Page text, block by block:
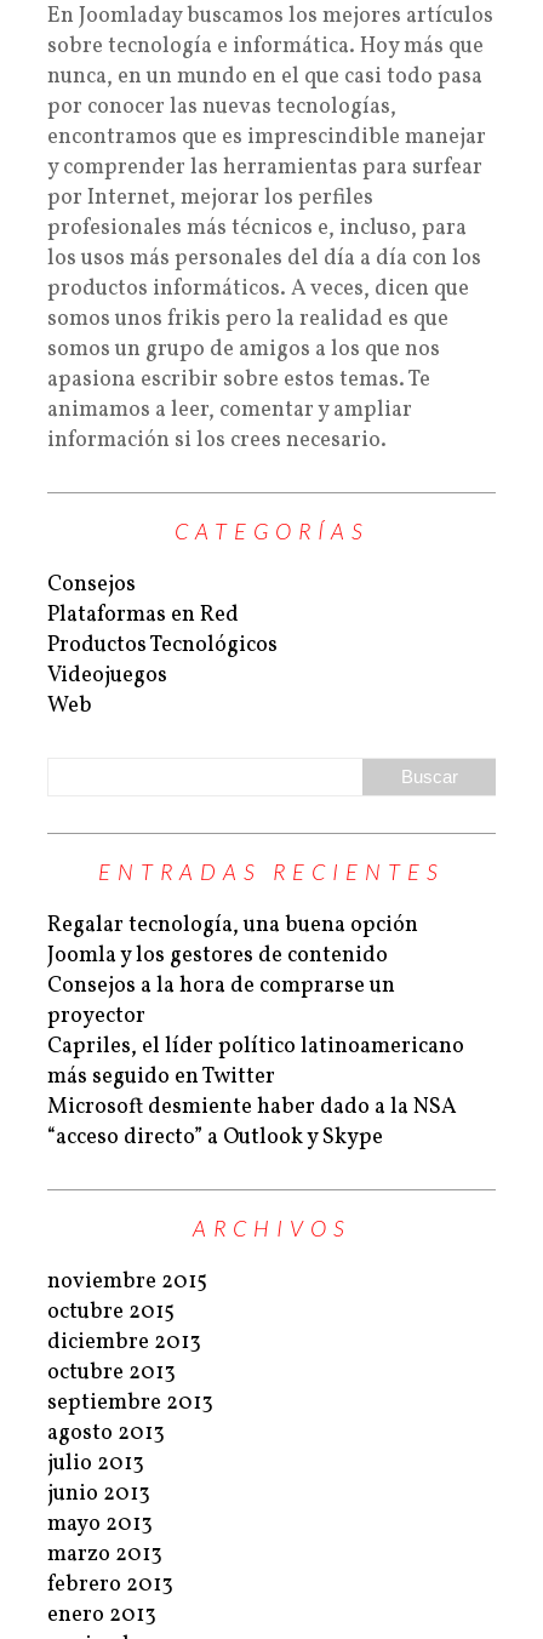
En Joomladay buscamos los mejores artículos
sobre tecnología e informática. Hoy más que
nunca, en un mundo en el que casi todo pasa
por conocer las nuevas tecnologías,
encontramos que es imprescindible manejar
y comprender las herramientas para surfear
por Internet, mejorar los perfiles
profesionales más técnicos e, incluso, para
los usos más personales del día a día con los
productos informáticos. A veces, dicen que
somos unos frikis pero la realidad es que
somos un grupo de amigos a los que nos
apasiona escribir sobre estos temas. Te
animamos a leer, comentar y ampliar
información si los crees necesario.
CATEGORÍAS
Consejos
Plataformas en Red
Productos Tecnológicos
Videojuegos
Web
ENTRADAS RECIENTES
Regalar tecnología, una buena opción
Joomla y los gestores de contenido
Consejos a la hora de comprarse un
proyector
Capriles, el líder político latinoamericano
más seguido en Twitter
Microsoft desmiente haber dado a la NSA
“acceso directo” a Outlook y Skype
ARCHIVOS
noviembre 2015
octubre 2015
diciembre 2013
octubre 2013
septiembre 2013
agosto 2013
julio 2013
junio 2013
mayo 2013
marzo 2013
febrero 2013
enero 2013